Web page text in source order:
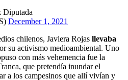
Diputada
December 1, 2021
chilenos, Javiera Rojas llevaba
su activismo medioambiental. Uno
con más vehemencia fue la
que pretendía inundar el
a los campesinos que allí vivían y